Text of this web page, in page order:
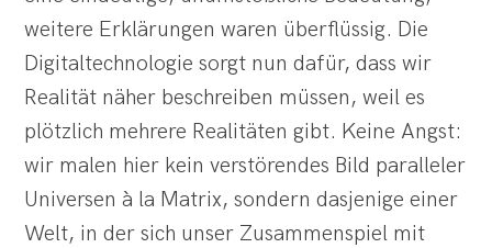
weitere Erklärungen waren überflüssig. Die
Digitaltechnologie sorgt nun dafür, dass wir
Realität näher beschreiben müssen, weil es
plötzlich mehrere Realitäten gibt. Keine Angst:
wir malen hier kein verstörendes Bild paralleler
Universen à la Matrix, sondern dasjenige einer
Welt, in der sich unser Zusammenspiel mit